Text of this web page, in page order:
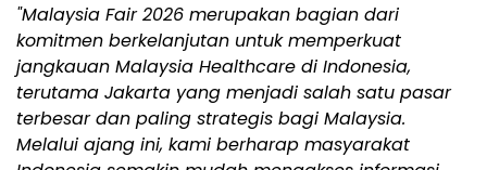
"Malaysia Fair 2026 merupakan bagian dari
komitmen berkelanjutan untuk memperkuat
jangkauan Malaysia Healthcare di Indonesia,
terutama Jakarta yang menjadi salah satu pasar
terbesar dan paling strategis bagi Malaysia.
Melalui ajang ini, kami berharap masyarakat